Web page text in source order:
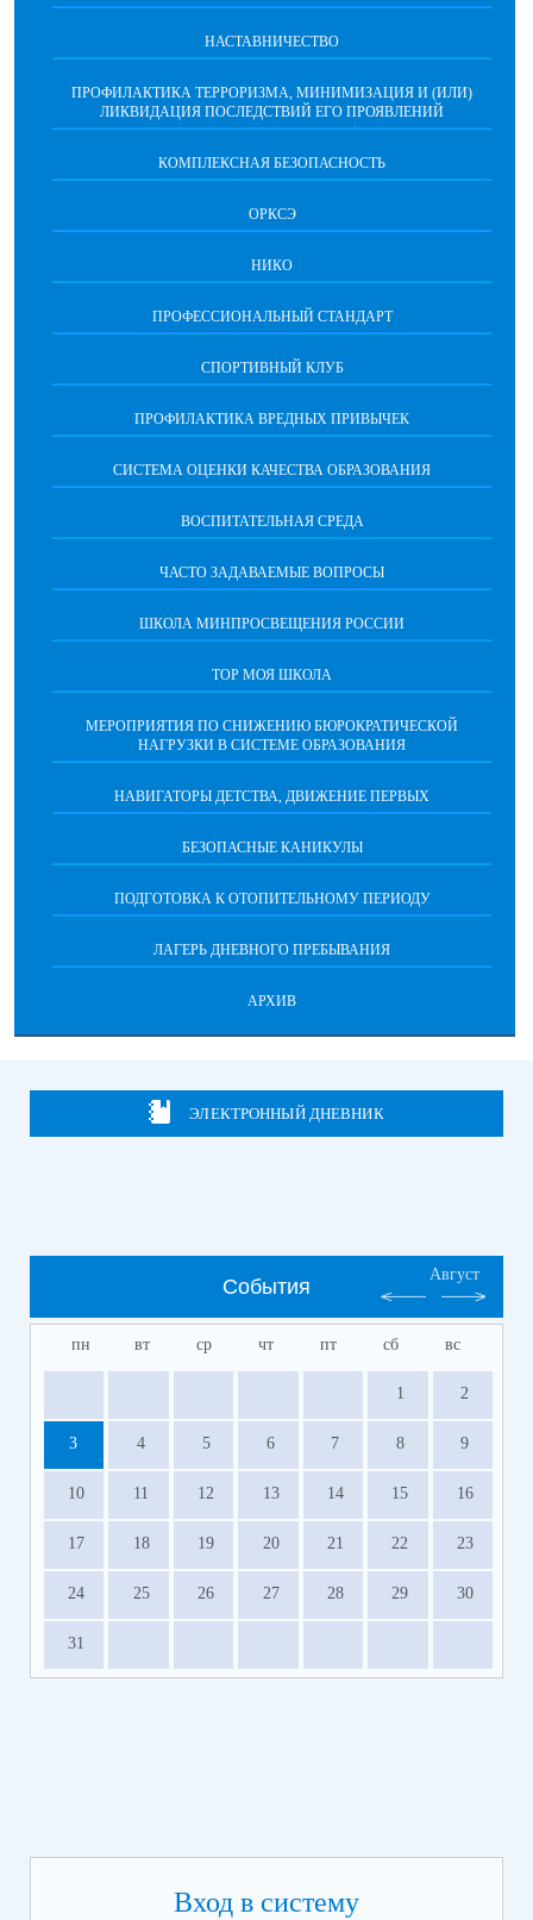
НАСТАВНИЧЕСТВО
ПРОФИЛАКТИКА ТЕРРОРИЗМА, МИНИМИЗАЦИЯ И (ИЛИ)
ЛИКВИДАЦИЯ ПОСЛЕДСТВИЙ ЕГО ПРОЯВЛЕНИЙ
КОМПЛЕКСНАЯ БЕЗОПАСНОСТЬ
ОРКСЭ
НИКО
ПРОФЕССИОНАЛЬНЫЙ СТАНДАРТ
СПОРТИВНЫЙ КЛУБ
ПРОФИЛАКТИКА ВРЕДНЫХ ПРИВЫЧЕК
CИСТЕМА ОЦЕНКИ КАЧЕСТВА ОБРАЗОВАНИЯ
ВОСПИТАТЕЛЬНАЯ СРЕДА
ЧАСТО ЗАДАВАЕМЫЕ ВОПРОСЫ
ШКОЛА МИНПРОСВЕЩЕНИЯ РОССИИ
ТОР МОЯ ШКОЛА
МЕРОПРИЯТИЯ ПО СНИЖЕНИЮ БЮРОКРАТИЧЕСКОЙ
НАГРУЗКИ В СИСТЕМЕ ОБРАЗОВАНИЯ
НАВИГАТОРЫ ДЕТСТВА, ДВИЖЕНИЕ ПЕРВЫХ
БЕЗОПАСНЫЕ КАНИКУЛЫ
ПОДГОТОВКА К ОТОПИТЕЛЬНОМУ ПЕРИОДУ
ЛАГЕРЬ ДНЕВНОГО ПРЕБЫВАНИЯ
АРХИВ
ЭЛЕКТРОННЫЙ ДНЕВНИК
События
Август
пн вт ср чт пт сб вс
1 2
3 4 5 6 7 8 9
10 11 12 13 14 15 16
17 18 19 20 21 22 23
24 25 26 27 28 29 30
31
Вход в систему